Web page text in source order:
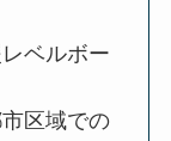
ベルボー
区域での